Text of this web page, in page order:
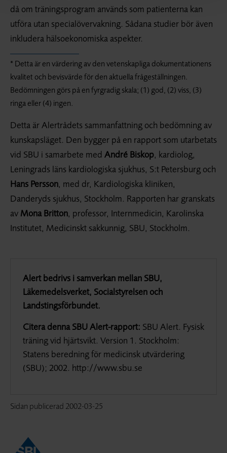
då om träningsprogram används som patienterna kan
utföra utan specialövervakning. Sådana studier bör även
inkludera hälsoekonomiska aspekter.
* Detta är en värdering av den vetenskapliga dokumentationens
kvalitet och bevisvärde för den aktuella frågeställningen.
Bedömningen görs på en fyrgradig skala; (1) god, (2) viss, (3)
ringa eller (4) ingen.
Detta är Alertrådets sammanfattning och bedömning av
kunskapsläget. Den bygger på en rapport som utarbetats
vid SBU i samarbete med André Biskop, kardiolog,
Leningrads läns kardiologiska sjukhus, S:t Petersburg och
Hans Persson, med dr, Kardiologiska kliniken,
Danderyds sjukhus, Stockholm. Rapporten har granskats
av Mona Britton, professor, Internmedicin, Karolinska
Institutet, Medicinskt sakkunnig, SBU, Stockholm.
Alert bedrivs i samverkan mellan SBU,
Läkemedelsverket, Socialstyrelsen och
Landstingsförbundet.
Citera denna SBU Alert-rapport: SBU Alert. Fysisk
träning vid hjärtsvikt. Version 1. Stockholm:
Statens beredning för medicinsk utvärdering
(SBU); 2002. http://www.sbu.se
Sidan publicerad 2002-03-25